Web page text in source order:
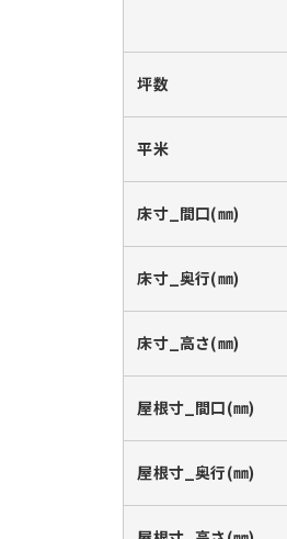
坪数
平米
床寸_間口(㎜)
床寸_奥行(㎜)
床寸_高さ(㎜)
屋根寸_間口(㎜)
屋根寸_奥行(㎜)